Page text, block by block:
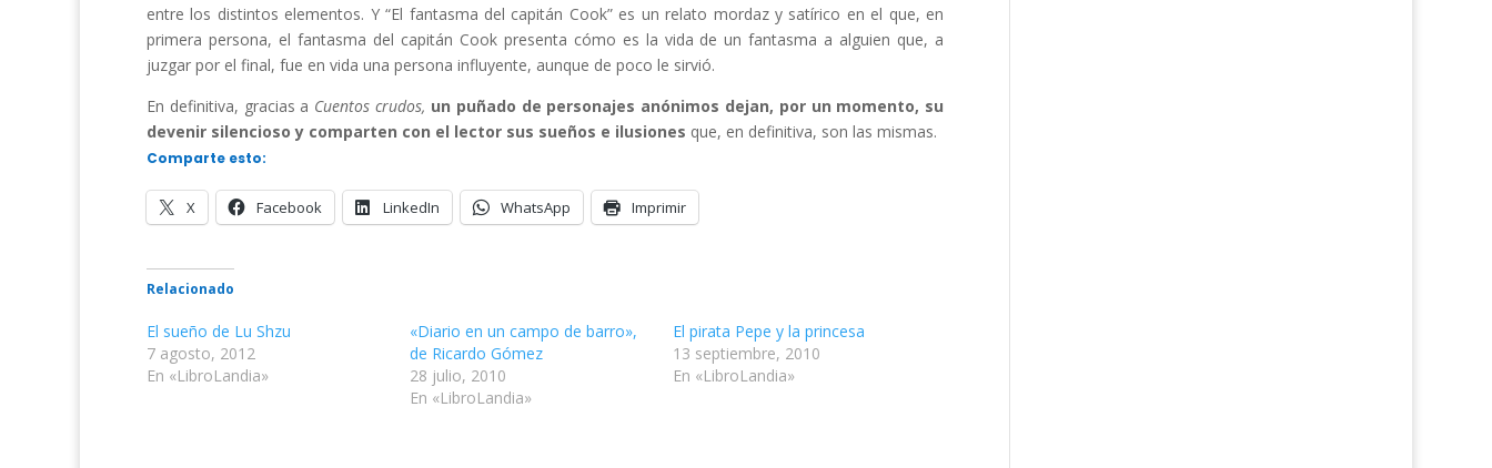
entre los distintos elementos. Y “El fantasma del capitán Cook” es un relato mordaz y satírico en el que, en
primera persona, el fantasma del capitán Cook presenta cómo es la vida de un fantasma a alguien que, a
juzgar por el final, fue en vida una persona influyente, aunque de poco le sirvió.
En definitiva, gracias a Cuentos crudos, un puñado de personajes anónimos dejan, por un momento, su
devenir silencioso y comparten con el lector sus sueños e ilusiones que, en definitiva, son las mismas.
Comparte esto:
X Facebook LinkedIn WhatsApp Imprimir
Relacionado
El sueño de Lu Shzu
7 agosto, 2012
En «LibroLandia»
«Diario en un campo de barro»,
de Ricardo Gómez
28 julio, 2010
En «LibroLandia»
El pirata Pepe y la princesa
13 septiembre, 2010
En «LibroLandia»